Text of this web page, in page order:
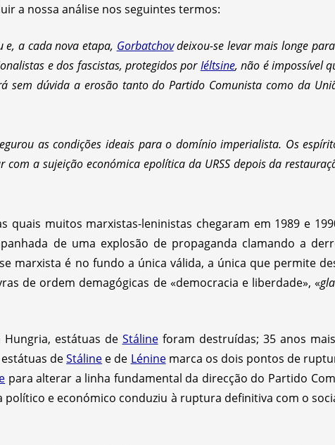
a nossa análise nos seguintes termos:
e, a cada nova etapa, Gorbatchovdeixou-se levar mais longe
e dos fascistas, protegidos porIéltsine, não é impossível
sem dúvida a erosão tanto do Partido Comunista como da
as condições ideais para o domínio imperialista. Os
a sujeição económica epolítica da URSS depois da
quais muitos marxistas-leninistas chegaram em 1989 e
de uma explosão de propaganda clamando a
marxista é no fundo a única válida, a única que permite
de ordem demagógicas de «democracia e liberdade», «
estátuas de Stálineforam destruídas; 35 anos
deStáline e de Léninemarca os dois pontos de
para alterar a linha fundamental da direcção do Partido
e económico conduziu à ruptura definitiva com o